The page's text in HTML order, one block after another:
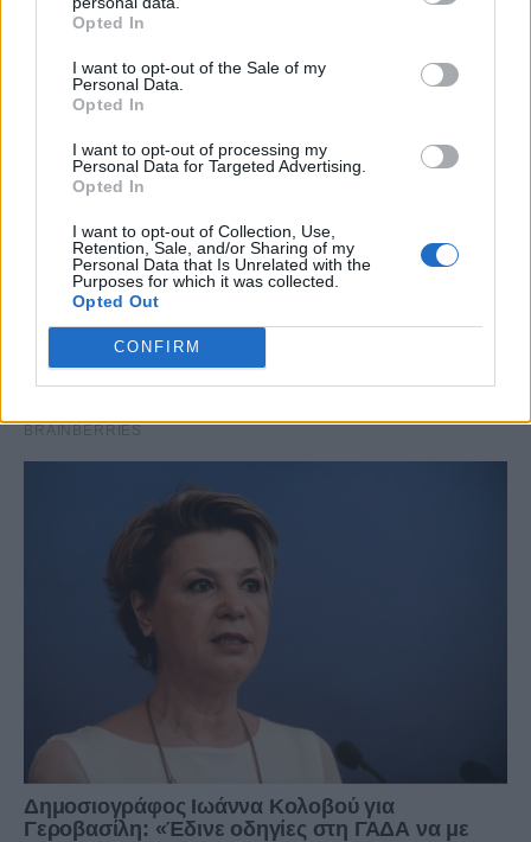
Opted In
I want to opt-out of the Sale of my
Personal Data.
Opted In
I want to opt-out of processing my
Personal Data for Targeted Advertising.
Opted In
I want to opt-out of Collection, Use,
Retention, Sale, and/or Sharing of my
Personal Data that Is Unrelated with the
Purposes for which it was collected.
Opted Out
CONFIRM